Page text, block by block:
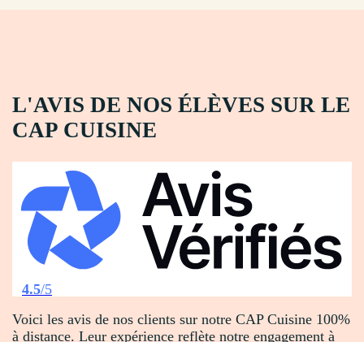
L'AVIS DE NOS ÉLÈVES SUR LE
CAP CUISINE
4.5/5
Voici les avis de nos clients sur notre CAP Cuisine 100%
à distance. Leur expérience reflète notre engagement à